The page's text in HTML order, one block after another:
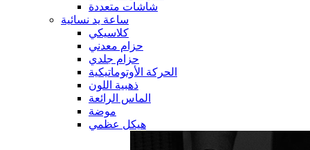
شاشات متعددة
ساعة يد نسائية
كلاسيكي
حزام معدني
حزام جلدي
الحركة الأوتوماتيكية
ذهبية اللون
الماس الرائعة
موضة
هيكل عظمي